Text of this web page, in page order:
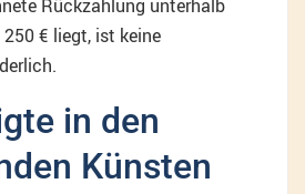
Rückzahlung unterhalb
€ liegt, ist keine
in den
Künsten